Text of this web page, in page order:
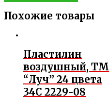
Похожие товары
Пластилин
воздушный, ТМ
“Луч” 24 цвета
34С 2229-08